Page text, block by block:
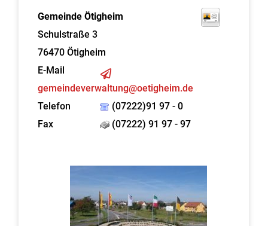
Gemeinde Ötigheim
Schulstraße 3
76470 Ötigheim
E-Mail
gemeindeverwaltung@oetigheim.de
Telefon
(07222)91 97 - 0
Fax
(07222) 91 97 - 97